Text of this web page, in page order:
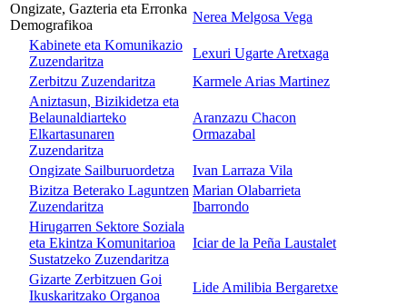
Ongizate, Gazteria eta Erronka
Demografikoa
Nerea Melgosa Vega
Kabinete eta Komunikazio
Zuzendaritza
Lexuri Ugarte Aretxaga
Zerbitzu Zuzendaritza
Karmele Arias Martinez
Aniztasun, Bizikidetza eta
Belaunaldiarteko
Elkartasunaren
Zuzendaritza
Aranzazu Chacon
Ormazabal
Ongizate Sailburuordetza
Ivan Larraza Vila
Bizitza Beterako Laguntzen
Zuzendaritza
Marian Olabarrieta
Ibarrondo
Hirugarren Sektore Soziala
eta Ekintza Komunitarioa
Sustatzeko Zuzendaritza
Iciar de la Peña Laustalet
Gizarte Zerbitzuen Goi
Ikuskaritzako Organoa
Lide Amilibia Bergaretxe